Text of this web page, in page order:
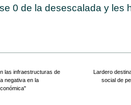
0 de la desescalada y les
las infraestructuras de
negativa en la
Lardero
social de